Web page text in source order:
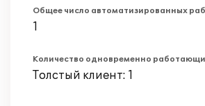
Общее число автоматизированных
1
Количество одновременно
Толстый клиент: 1